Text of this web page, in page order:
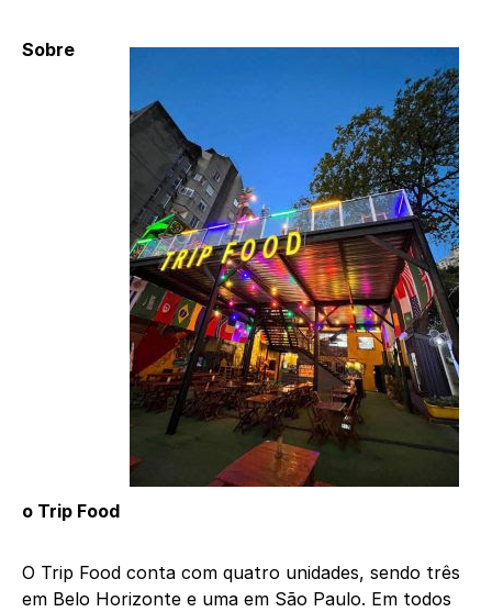
Sobre
o Trip Food
O Trip Food conta com quatro unidades, sendo três
em Belo Horizonte e uma em São Paulo. Em todos